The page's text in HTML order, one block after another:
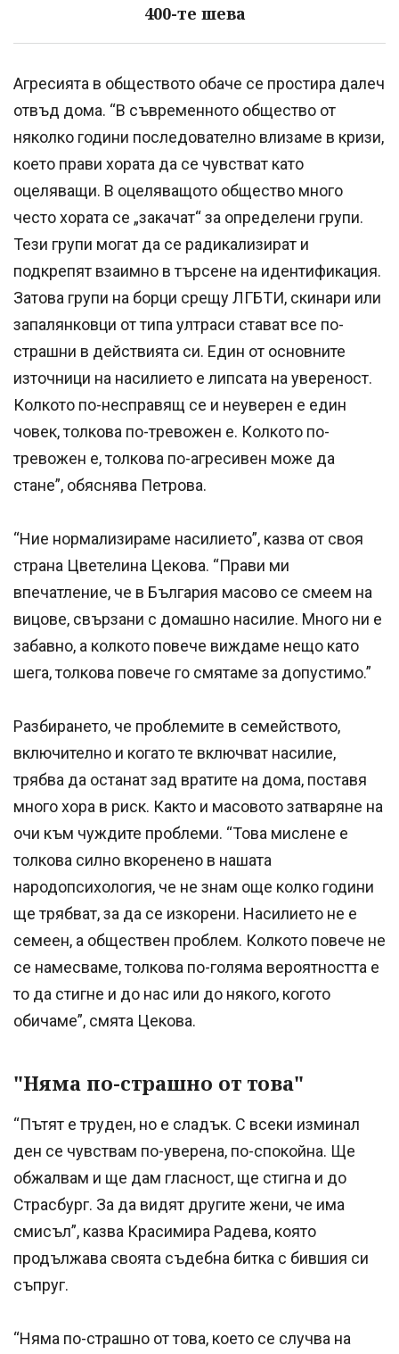
400-те шева
Агресията в обществото обаче се простира далеч
отвъд дома. “В съвременното общество от
няколко години последователно влизаме в кризи,
което прави хората да се чувстват като
оцеляващи. В оцеляващото общество много
често хората се „закачат“ за определени групи.
Тези групи могат да се радикализират и
подкрепят взаимно в търсене на идентификация.
Затова групи на борци срещу ЛГБТИ, скинари или
запалянковци от типа ултраси стават все по-
страшни в действията си. Един от основните
източници на насилието е липсата на увереност.
Колкото по-несправящ се и неуверен е един
човек, толкова по-тревожен е. Колкото по-
тревожен е, толкова по-агресивен може да
стане”, обяснява Петрова.
“Ние нормализираме насилието”, казва от своя
страна Цветелина Цекова. “Прави ми
впечатление, че в България масово се смеем на
вицове, свързани с домашно насилие. Много ни е
забавно, а колкото повече виждаме нещо като
шега, толкова повече го смятаме за допустимо.”
Разбирането, че проблемите в семейството,
включително и когато те включват насилие,
трябва да останат зад вратите на дома, поставя
много хора в риск. Както и масовото затваряне на
очи към чуждите проблеми. “Това мислене е
толкова силно вкоренено в нашата
народопсихология, че не знам още колко години
ще трябват, за да се изкорени. Насилието не е
семеен, а обществен проблем. Колкото повече не
се намесваме, толкова по-голяма вероятността е
то да стигне и до нас или до някого, когото
обичаме”, смята Цекова.
"Няма по-страшно от това"
“Пътят е труден, но е сладък. С всеки изминал
ден се чувствам по-уверена, по-спокойна. Ще
обжалвам и ще дам гласност, ще стигна и до
Страсбург. За да видят другите жени, че има
смисъл”, казва Красимира Радева, която
продължава своята съдебна битка с бившия си
съпруг.
“Няма по-страшно от това, което се случва на